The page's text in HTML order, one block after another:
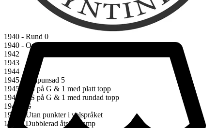
1940 - Rund 0
1940 - Ompunsad 4
1942
1943
1944
1945 - Ompunsad 5
1945 - TS på G & 1 med platt topp
1945 - TS på G & 1 med rundad topp
1945 - G
1945 - Utan punkter i valspråket
1945 - Dubblerad åtsidestamp